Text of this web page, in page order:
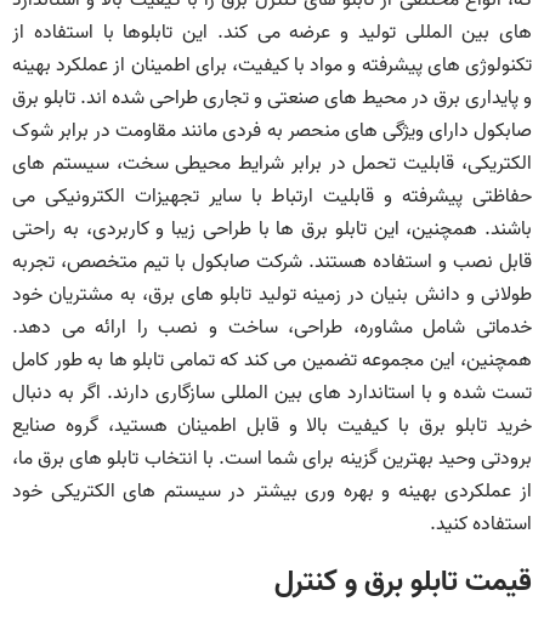
های بین المللی تولید و عرضه می‌ کند. این تابلوها با استفاده از
تکنولوژی های پیشرفته و مواد با کیفیت، برای اطمینان از عملکرد بهینه
و پایداری برق در محیط‌ های صنعتی و تجاری طراحی شده اند. تابلو برق
صابکول دارای ویژگی های منحصر به فردی مانند مقاومت در برابر شوک
الکتریکی، قابلیت تحمل در برابر شرایط محیطی سخت، سیستم های
حفاظتی پیشرفته و قابلیت ارتباط با سایر تجهیزات الکترونیکی می
باشند. همچنین، این تابلو برق ها با طراحی زیبا و کاربردی، به راحتی
قابل نصب و استفاده هستند. شرکت صابکول با تیم متخصص، تجربه
طولانی و دانش بنیان در زمینه تولید تابلو های برق، به مشتریان خود
خدماتی شامل مشاوره، طراحی، ساخت و نصب را ارائه می دهد.
همچنین، این مجموعه تضمین می کند که تمامی تابلو ها به طور کامل
تست شده و با استاندارد های بین المللی سازگاری دارند. اگر به دنبال
خرید تابلو برق با کیفیت بالا و قابل اطمینان هستید، گروه صنایع
برودتی وحید بهترین گزینه برای شما است. با انتخاب تابلو های برق ما،
از عملکردی بهینه و بهره وری بیشتر در سیستم های الکتریکی خود
استفاده کنید.
قیمت تابلو برق و کنترل